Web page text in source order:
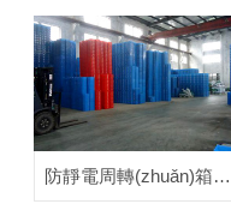
防靜電周轉(zhuǎn)箱應(yīng)用案例